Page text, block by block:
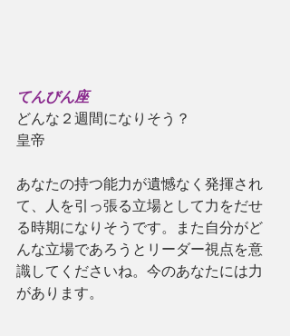
てんびん座
どんな２週間になりそう？
皇帝
あなたの持つ能力が遺憾なく発揮され
て、人を引っ張る立場として力をだせ
る時期になりそうです。また自分がど
んな立場であろうとリーダー視点を意
識してくださいね。今のあなたには力
があります。